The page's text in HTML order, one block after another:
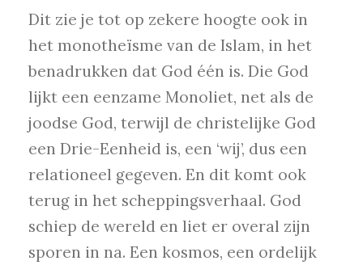
Dit zie je tot op zekere hoogte ook in
het monotheïsme van de Islam, in het
benadrukken dat God één is. Die God
lijkt een eenzame Monoliet, net als de
joodse God, terwijl de christelijke God
een Drie-Eenheid is, een ‘wij’, dus een
relationeel gegeven. En dit komt ook
terug in het scheppingsverhaal. God
schiep de wereld en liet er overal zijn
sporen in na. Een kosmos, een ordelijk